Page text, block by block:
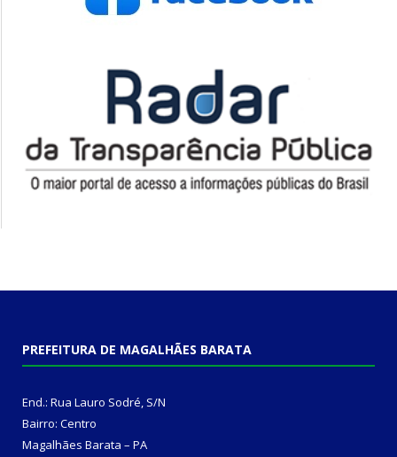
PREFEITURA DE MAGALHÃES BARATA
End.: Rua Lauro Sodré, S/N
Bairro: Centro
Magalhães Barata – PA